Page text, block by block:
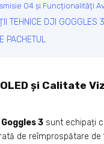
O4 și Funcționalități
TEHNICE DJI GOGGLES 3
PACHETUL
și Calitate
3 sunt echipați
de reîmprospătare de